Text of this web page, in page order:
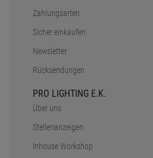
Zahlungsarten
Sicher einkaufen
Newsletter
Rücksendungen
PRO LIGHTING E.K.
Über uns
Stellenanzeigen
Inhouse Workshop